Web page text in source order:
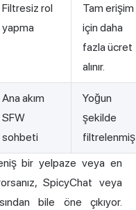
Filtresiz rol
yapma
Tam erişim
için daha
fazla ücret
alınır.
Ana akım
SFW
sohbeti
Yoğun
şekilde
filtrelenmiş
bir yelpaze veya en
SpicyChat veya
bile öne çıkıyor.